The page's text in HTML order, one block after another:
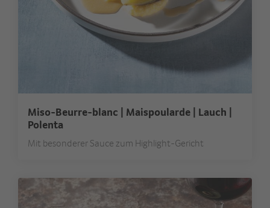
Miso-Beurre-blanc | Maispoularde | Lauch |
Polenta
Mit besonderer Sauce zum Highlight-Gericht